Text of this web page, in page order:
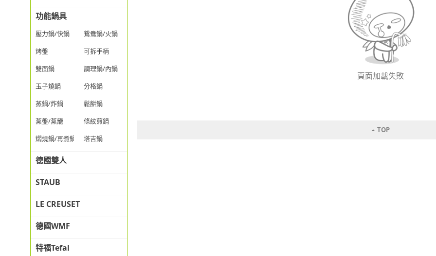
功能鍋具
壓力鍋/快鍋
鴛鴦鍋/火鍋
烤盤
可拆手柄
雙面鍋
調理鍋/內鍋
玉子燒鍋
分格鍋
蒸鍋/炸鍋
鬆餅鍋
蒸盤/蒸籠
條紋煎鍋
燜燒鍋/再煮鍋
塔吉鍋
德國雙人
STAUB
LE CREUSET
德國WMF
特福Tefal
頁面加載失敗
TOP